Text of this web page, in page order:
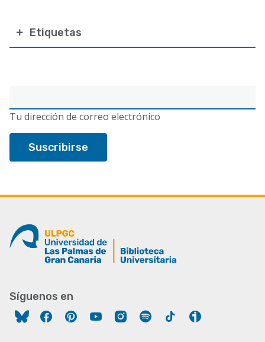
electrónico
Tu dirección de correo electrónico
Etiquetas
Síguenos en
FacebookPinterestYouTubeInstagram
Spotify Tiktok